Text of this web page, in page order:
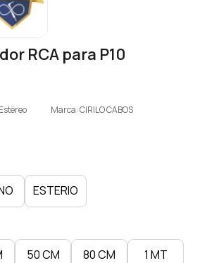
RCA para P10
Marca: CIRILO CABOS
ESTERIO
50 CM 80 CM 1 MT